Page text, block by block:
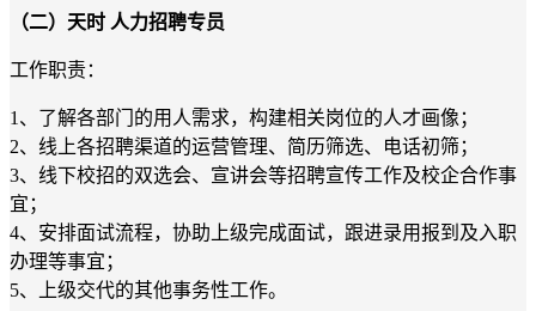
（二） 天时 人力招聘专员
工作职责：
1、 了解各部门的用人需求，构建相关岗位的人才画像；
2、线上各招聘渠道的运营管理、简历筛选、电话初筛；
3、线下校招的双选会、宣讲会等招聘宣传工作及校企合作事
宜；
4、安排面试流程，协助上级完成面试，跟进录用报到及入职
办理等事宜；
5、上级交代的其他事务性工作。